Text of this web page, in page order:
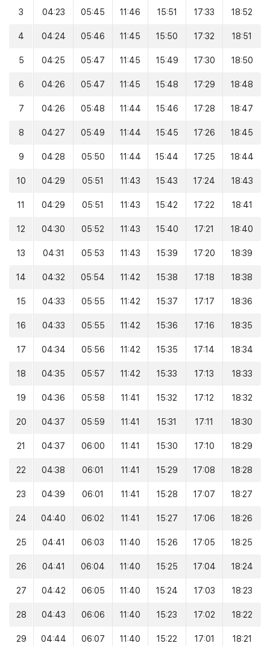
3 04:23 05:45 11:46 15:51 17:33 18:52
4 04:24 05:46 11:45 15:50 17:32 18:51
5 04:25 05:47 11:45 15:49 17:30 18:50
6 04:26 05:47 11:45 15:48 17:29 18:48
7 04:26 05:48 11:44 15:46 17:28 18:47
8 04:27 05:49 11:44 15:45 17:26 18:45
9 04:28 05:50 11:44 15:44 17:25 18:44
10 04:29 05:51 11:43 15:43 17:24 18:43
11 04:29 05:51 11:43 15:42 17:22 18:41
12 04:30 05:52 11:43 15:40 17:21 18:40
13 04:31 05:53 11:43 15:39 17:20 18:39
14 04:32 05:54 11:42 15:38 17:18 18:38
15 04:33 05:55 11:42 15:37 17:17 18:36
16 04:33 05:55 11:42 15:36 17:16 18:35
17 04:34 05:56 11:42 15:35 17:14 18:34
18 04:35 05:57 11:42 15:33 17:13 18:33
19 04:36 05:58 11:41 15:32 17:12 18:32
20 04:37 05:59 11:41 15:31 17:11 18:30
21 04:37 06:00 11:41 15:30 17:10 18:29
22 04:38 06:01 11:41 15:29 17:08 18:28
23 04:39 06:01 11:41 15:28 17:07 18:27
24 04:40 06:02 11:41 15:27 17:06 18:26
25 04:41 06:03 11:40 15:26 17:05 18:25
26 04:41 06:04 11:40 15:25 17:04 18:24
27 04:42 06:05 11:40 15:24 17:03 18:23
28 04:43 06:06 11:40 15:23 17:02 18:22
29 04:44 06:07 11:40 15:22 17:01 18:21